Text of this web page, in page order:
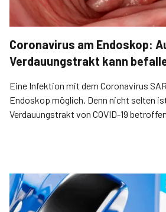
Coronavirus am Endoskop:
Verdauungstrakt kann
Eine Infektion mit dem Coronavirus
Endoskop möglich. Denn nicht selten
Verdauungstrakt von COVID-19